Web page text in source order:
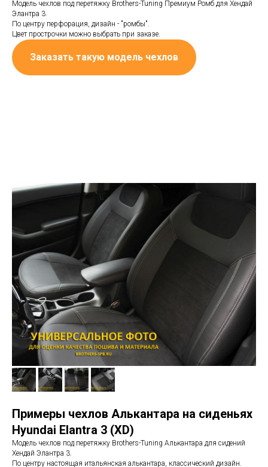
Модель чехлов под перетяжку Brothers-Tuning Премиум Ромб для Хендай
Элантра 3.
По центру перфорация, дизайн - "ромбы".
Цвет прострочки можно выбрать при заказе.
Заказать такую модель чехлов
Примеры чехлов Алькантара на сиденьях
Hyundai Elantra 3 (XD)
Модель чехлов под перетяжку Brothers-Tuning Алькантара для сидений
Хендай Элантра 3.
По центру настоящая итальянская алькантара, классический дизайн.